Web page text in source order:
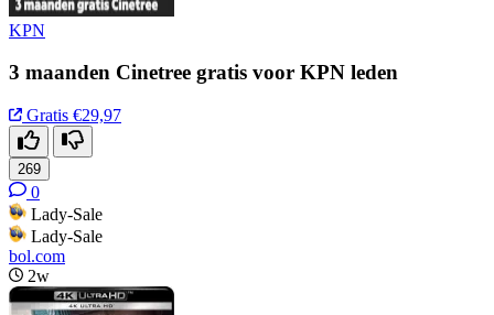
KPN
3 maanden Cinetree gratis voor KPN leden
Gratis €29,97
269
0
Lady-Sale
Lady-Sale
bol.com
2w